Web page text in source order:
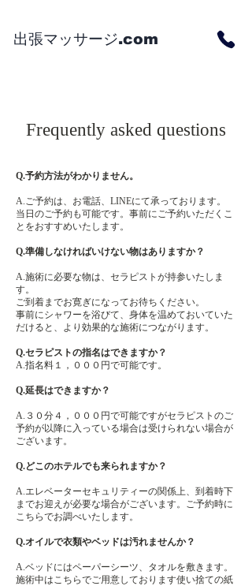
出張マッサージ.com
Frequently asked questions
Q.予約方法がわかりません。
A.ご予約は、お電話、LINEにて承っております。
当日のご予約も可能です。事前にご予約いただくこ
とをおすすめいたします。
Q.準備しなければいけない物はありますか？
A.施術に必要な物は、セラピストが持参いたしま
す。
ご到着までお寛ぎになってお待ちください。
事前にシャワーを浴びて、身体を温めておいていた
だけると、より効果的な施術につながります。
Q.セラピストの指名はできますか？
​A.指名料１，０００円で可能です。
Q.延長はできますか？
​A.３０分４，０００円で可能ですがセラピストのご
予約が以降に入っている場合は受けられない場合が
ございます。
Q.どこのホテルでも来られますか？
A.エレベーターセキュリティーの関係上、到着時下
までお迎えが必要な場合がございます。ご予約時に
こちらでお調べいたします。
Q.オイルで衣類やベッドは汚れませんか？
A.ベッドにはペーパーシーツ、タオルを敷きます。
施術中はこちらでご用意しております使い捨ての紙